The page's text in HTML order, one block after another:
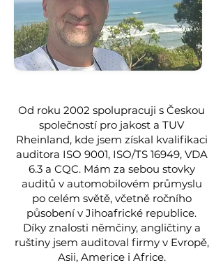
Od roku 2002 spolupracuji s Českou
společností pro jakost a TUV
Rheinland, kde jsem získal kvalifikaci
auditora ISO 9001, ISO/TS 16949, VDA
6.3 a CQC. Mám za sebou stovky
auditů v automobilovém průmyslu
po celém světě, včetně ročního
působení v Jihoafrické republice.
Díky znalosti němčiny, angličtiny a
ruštiny jsem auditoval firmy v Evropě,
Asii, Americe i Africe.